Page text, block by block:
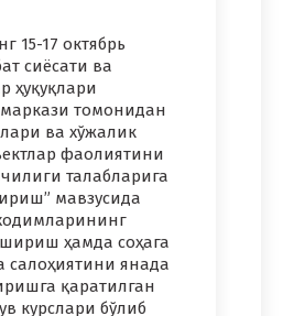
15-17 октябрь
сиёсати ва
ҳуқуқлари
томонидан
ва хўжалик
фаолиятини
талабларига
мавзусида
ҳамда соҳага
салоҳиятини янада
қаратилган
курслари бўлиб